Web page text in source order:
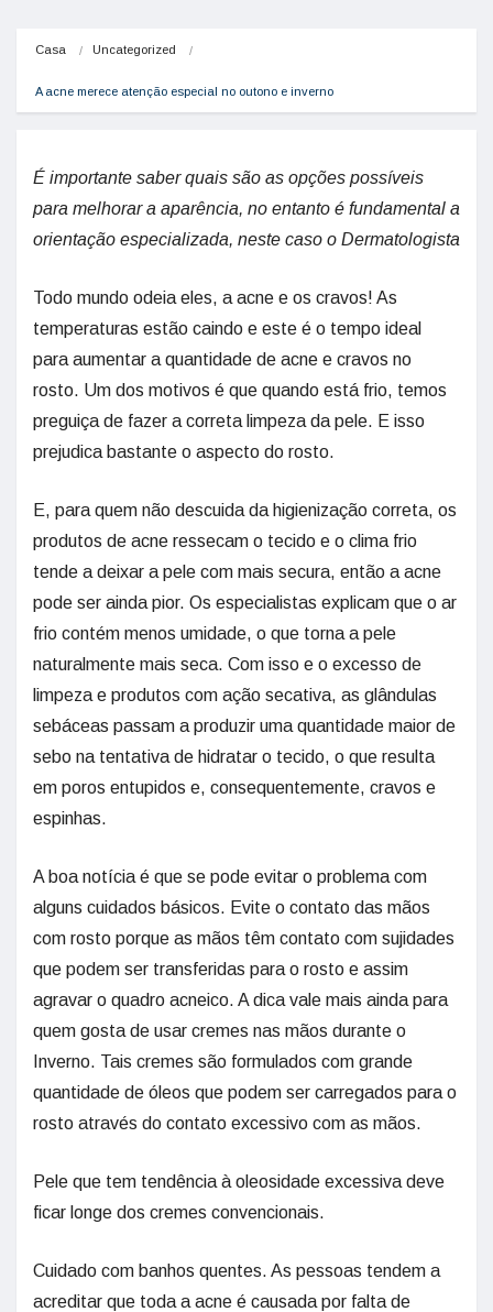
Casa Uncategorized
A acne merece atenção especial no outono e inverno
É importante saber quais são as opções possíveis
para melhorar a aparência, no entanto é fundamental a
orientação especializada, neste caso o Dermatologista
Todo mundo odeia eles, a acne e os cravos! As
temperaturas estão caindo e este é o tempo ideal
para aumentar a quantidade de acne e cravos no
rosto. Um dos motivos é que quando está frio, temos
preguiça de fazer a correta limpeza da pele. E isso
prejudica bastante o aspecto do rosto.
E, para quem não descuida da higienização correta, os
produtos de acne ressecam o tecido e o clima frio
tende a deixar a pele com mais secura, então a acne
pode ser ainda pior. Os especialistas explicam que o ar
frio contém menos umidade, o que torna a pele
naturalmente mais seca. Com isso e o excesso de
limpeza e produtos com ação secativa, as glândulas
sebáceas passam a produzir uma quantidade maior de
sebo na tentativa de hidratar o tecido, o que resulta
em poros entupidos e, consequentemente, cravos e
espinhas.
A boa notícia é que se pode evitar o problema com
alguns cuidados básicos. Evite o contato das mãos
com rosto porque as mãos têm contato com sujidades
que podem ser transferidas para o rosto e assim
agravar o quadro acneico. A dica vale mais ainda para
quem gosta de usar cremes nas mãos durante o
Inverno. Tais cremes são formulados com grande
quantidade de óleos que podem ser carregados para o
rosto através do contato excessivo com as mãos.
Pele que tem tendência à oleosidade excessiva deve
ficar longe dos cremes convencionais.
Cuidado com banhos quentes. As pessoas tendem a
acreditar que toda a acne é causada por falta de